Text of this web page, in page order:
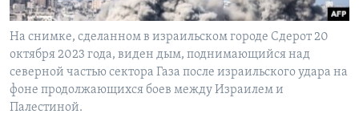
На снимке, сделанном в израильском городе Сдерот 20
октября 2023 года, виден дым, поднимающийся над
северной частью сектора Газа после израильского удара на
фоне продолжающихся боев между Израилем и
Палестиной.